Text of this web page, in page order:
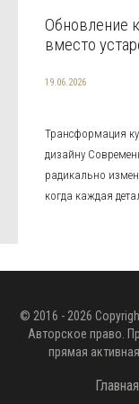
Обновление
вместо
19.06.2026
Трансформация
дизайну
радикально
когда каждая
© 2016 - 2026
Авторское право.
прямая
Главная